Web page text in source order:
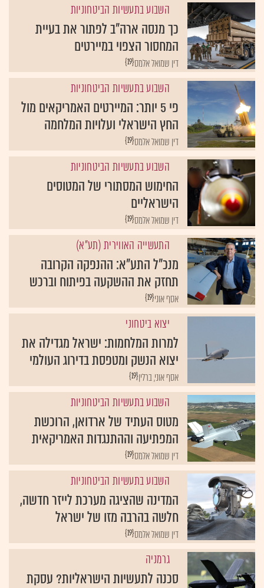
השבוע בתעשיות הביטחוניות
כך מנסה ארה"ב לפתור את בעיית
המחסור הצפוי במיירטים
{19}דין שמואל אלמס
השבוע בתעשיות הביטחוניות
פי 5 יותר: המיירטים האמריקאים מול
החץ הישראלי ועלויות המלחמה
{19}דין שמואל אלמס
השבוע בתעשיות הביטחוניות
החימוש המסתורי של המטוסים
הישראליים
{19}דין שמואל אלמס
התעשייה האווירית (תע"א)
מנכ"ל התע"א: ההנפקה הקרובה
תחזק את ההשקעה בפיתוח וברכש
{19}אסף אוני
יצוא ביטחוני
למרות המלחמות: ישראל מגדילה את
יצוא הנשק ומטפסת בדירוג העולמי
{19}אסף אוני, ברלין
השבוע בתעשיות הביטחוניות
מטוס העתיד של ארדואן, הרוכשת
המפתיעה וההתנגדות האמריקאית
{19}דין שמואל אלמס
השבוע בתעשיות הביטחוניות
המדינה שהציגה מערכת לייזר חדשה,
חלשה בהרבה מזו של ישראל
{19}דין שמואל אלמס
גרמניה
סכנה לתעשיות הישראליות? עסקת